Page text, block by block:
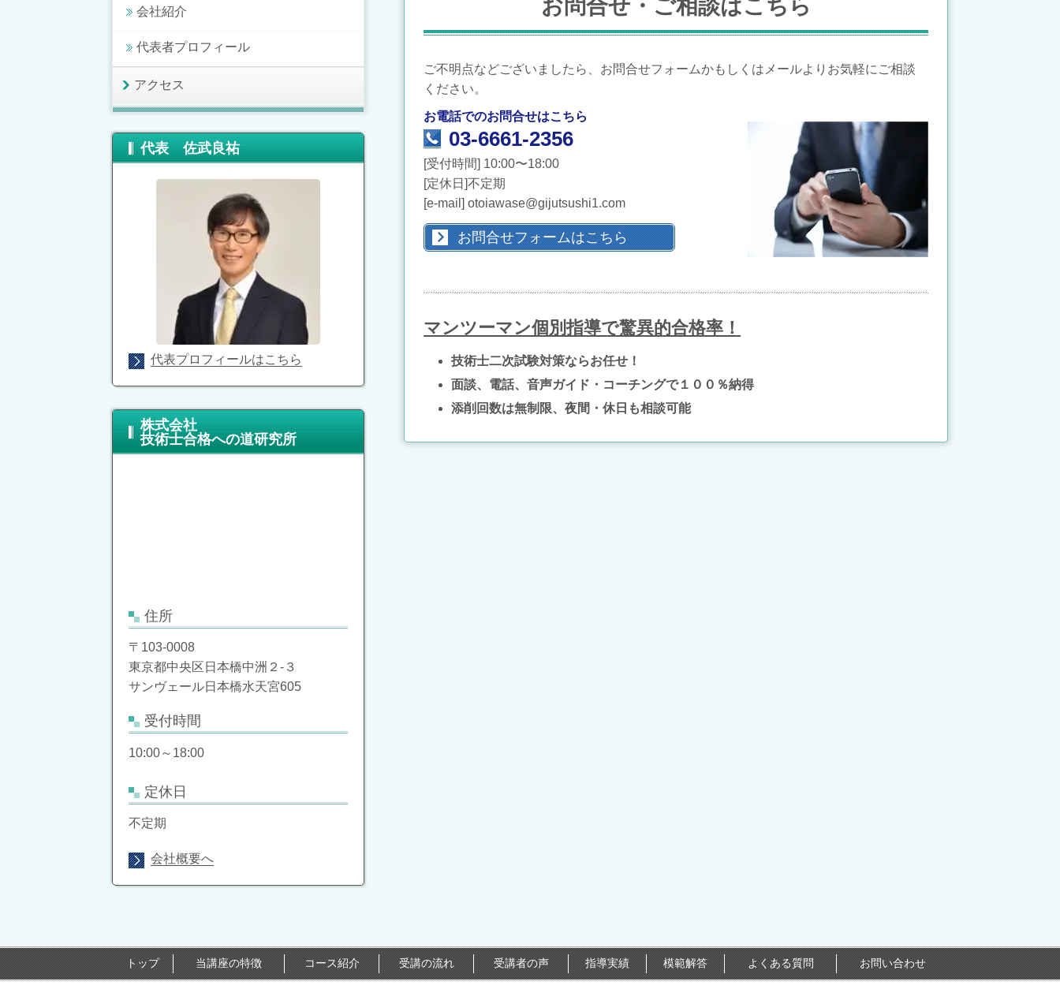
お問合せ・ご相談はこちら
ご不明点などございましたら、お問合せフォームかもしくはメールよりお気軽にご相談
ください。
お電話でのお問合せはこちら
03-6661-2356
[受付時間] 10:00〜18:00
[定休日]不定期
[e-mail] otoiawase@gijutsushi1.com
お問合せフォームはこちら
マンツーマン個別指導で驚異的合格率！
技術士二次試験対策ならお任せ！
面談、電話、音声ガイド・コーチングで１００％納得
添削回数は無制限、夜間・休日も相談可能
会社紹介
代表者プロフィール
アクセス
代表 佐武良祐
代表プロフィールはこちら
株式会社
技術士合格への道研究所
住所
〒103-0008
東京都中央区日本橋中洲２-３
サンヴェール日本橋水天宮605
受付時間
10:00～18:00
定休日
不定期
会社概要へ
トップ 当講座の特徴 コース紹介 受講の流れ 受講者の声 指導実績 模範解答 よくある質問 お問い合わせ